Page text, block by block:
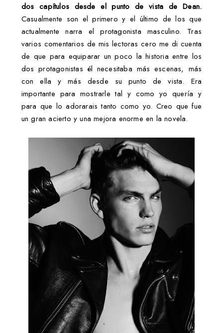
dos capítulos desde el punto de vista de Dean.
Casualmente son el primero y el último de los que
actualmente narra el protagonista masculino. Tras
varios comentarios de mis lectoras cero me di cuenta
de que para equiparar un poco la historia entre los
dos protagonistas él necesitaba más escenas, más
con ella y más desde su punto de vista. Era
importante para mostrarle tal y como yo quería y
para que lo adorarais tanto como yo. Creo que fue
un gran acierto y una mejora enorme en la novela.